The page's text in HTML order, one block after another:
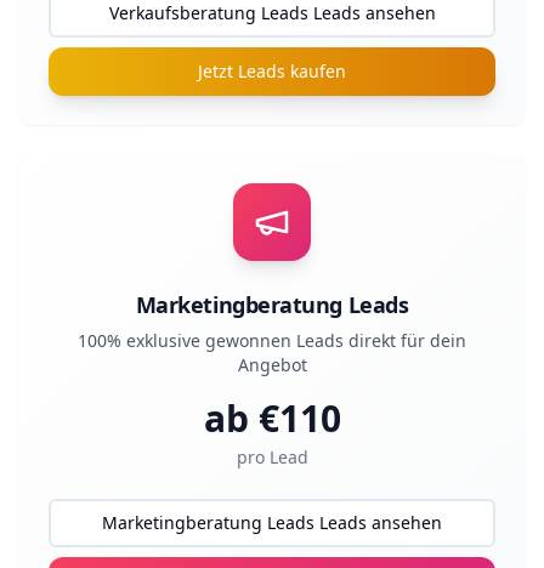
Verkaufsberatung Leads Leads ansehen
Jetzt Leads kaufen
Marketingberatung Leads
100% exklusive gewonnen Leads direkt für dein
Angebot
ab €110
pro Lead
Marketingberatung Leads Leads ansehen